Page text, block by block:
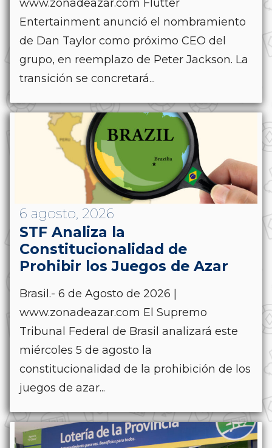
www.zonadeazar.com Flutter
Entertainment anunció el nombramiento
de Dan Taylor como próximo CEO del
grupo, en reemplazo de Peter Jackson. La
transición se concretará...
6 agosto, 2026
STF Analiza la
Constitucionalidad de
Prohibir los Juegos de Azar
Brasil.- 6 de Agosto de 2026 |
www.zonadeazar.com El Supremo
Tribunal Federal de Brasil analizará este
miércoles 5 de agosto la
constitucionalidad de la prohibición de los
juegos de azar...